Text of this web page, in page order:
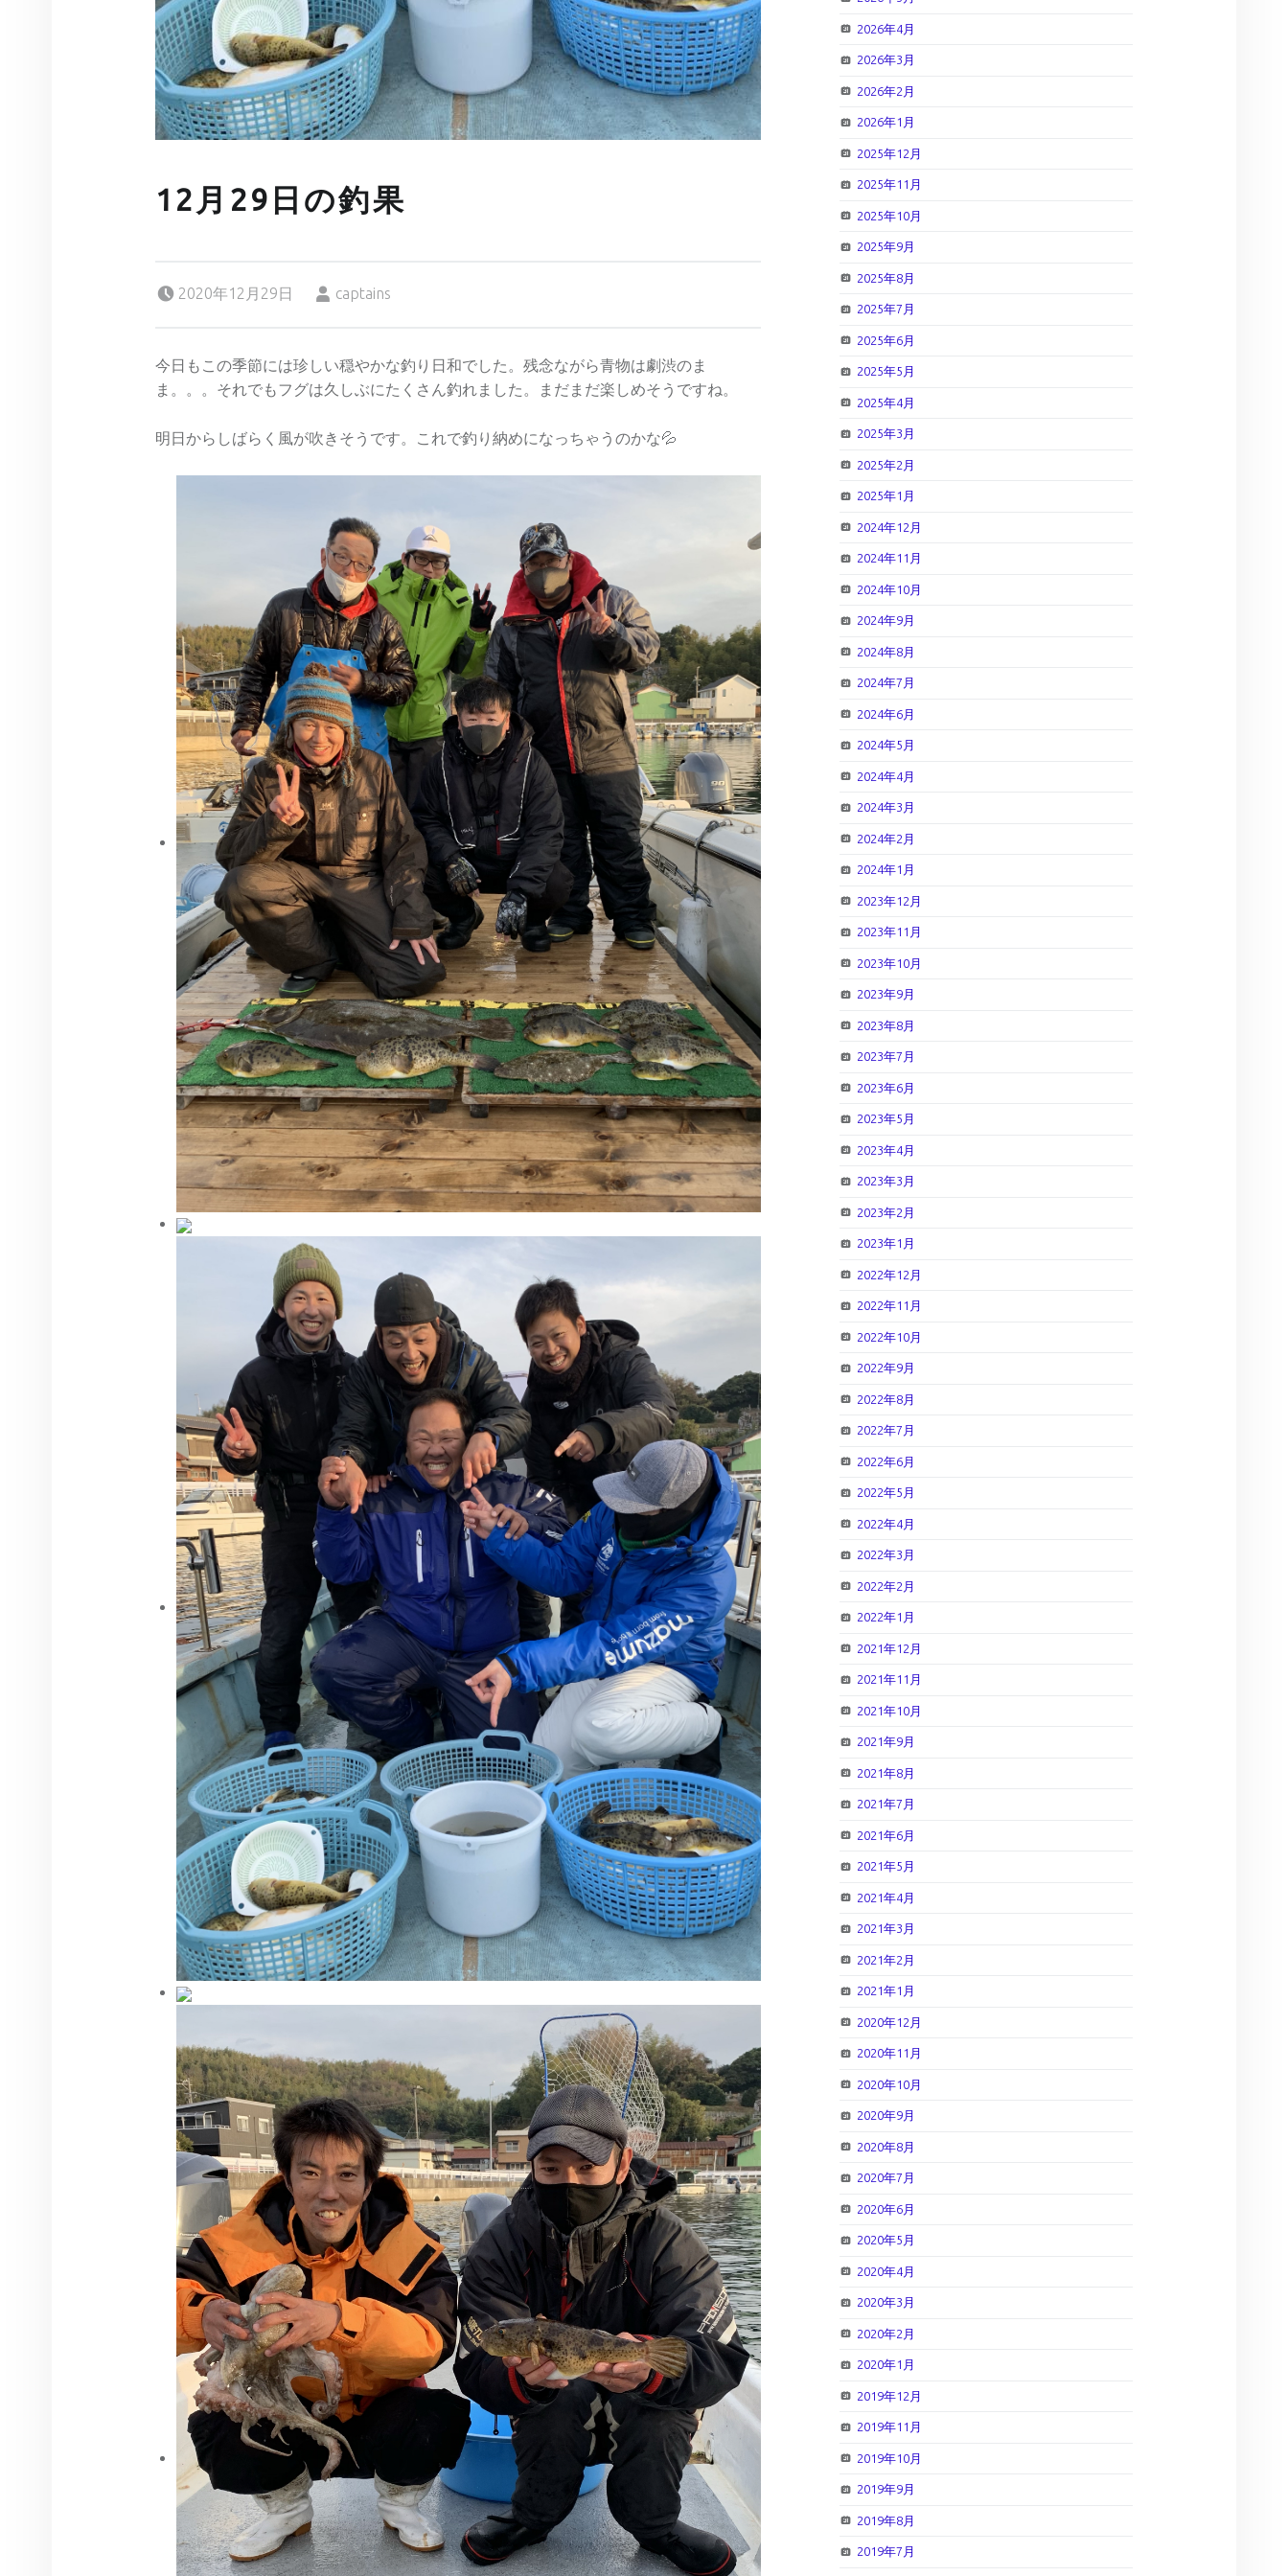
12月29日の釣果
2020年12月29日
captains
今日もこの季節には珍しい穏やかな釣り日和でした。残念ながら青物は劇渋のま
ま。。。それでもフグは久しぶにたくさん釣れました。まだまだ楽しめそうですね。
明日からしばらく風が吹きそうです。これで釣り納めになっちゃうのかな💦
2026年4月
2026年3月
2026年2月
2026年1月
2025年12月
2025年11月
2025年10月
2025年9月
2025年8月
2025年7月
2025年6月
2025年5月
2025年4月
2025年3月
2025年2月
2025年1月
2024年12月
2024年11月
2024年10月
2024年9月
2024年8月
2024年7月
2024年6月
2024年5月
2024年4月
2024年3月
2024年2月
2024年1月
2023年12月
2023年11月
2023年10月
2023年9月
2023年8月
2023年7月
2023年6月
2023年5月
2023年4月
2023年3月
2023年2月
2023年1月
2022年12月
2022年11月
2022年10月
2022年9月
2022年8月
2022年7月
2022年6月
2022年5月
2022年4月
2022年3月
2022年2月
2022年1月
2021年12月
2021年11月
2021年10月
2021年9月
2021年8月
2021年7月
2021年6月
2021年5月
2021年4月
2021年3月
2021年2月
2021年1月
2020年12月
2020年11月
2020年10月
2020年9月
2020年8月
2020年7月
2020年6月
2020年5月
2020年4月
2020年3月
2020年2月
2020年1月
2019年12月
2019年11月
2019年10月
2019年9月
2019年8月
2019年7月